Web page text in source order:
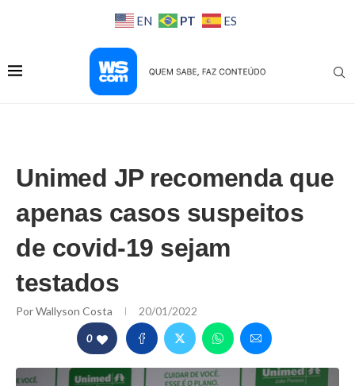
EN PT ES
Unimed JP recomenda que
apenas casos suspeitos
de covid-19 sejam
testados
PorWallyson Costa 20/01/2022
0